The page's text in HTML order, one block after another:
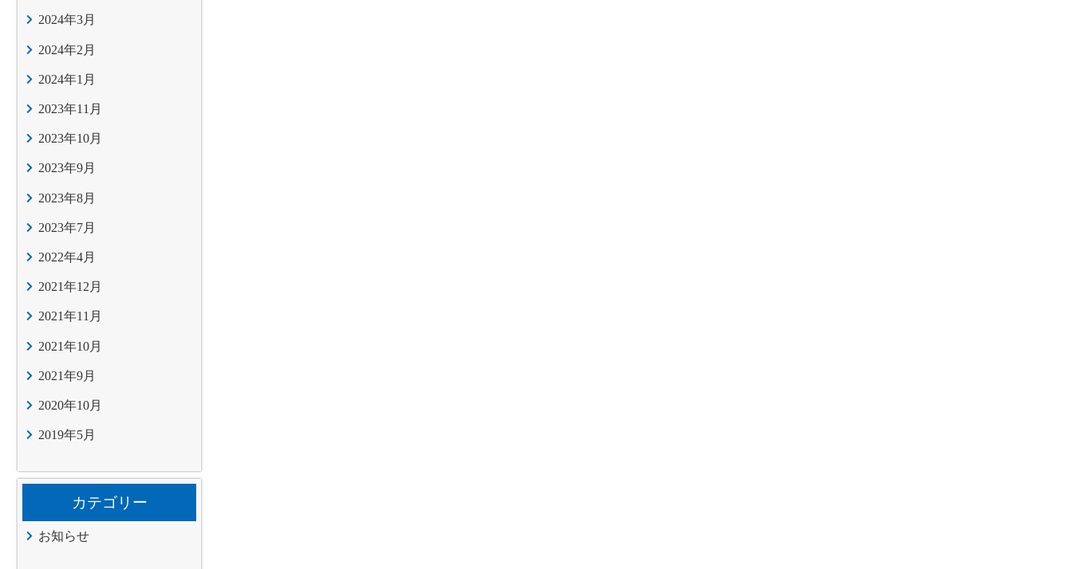
2024年3月
2024年2月
2024年1月
2023年11月
2023年10月
2023年9月
2023年8月
2023年7月
2022年4月
2021年12月
2021年11月
2021年10月
2021年9月
2020年10月
2019年5月
カテゴリー
お知らせ